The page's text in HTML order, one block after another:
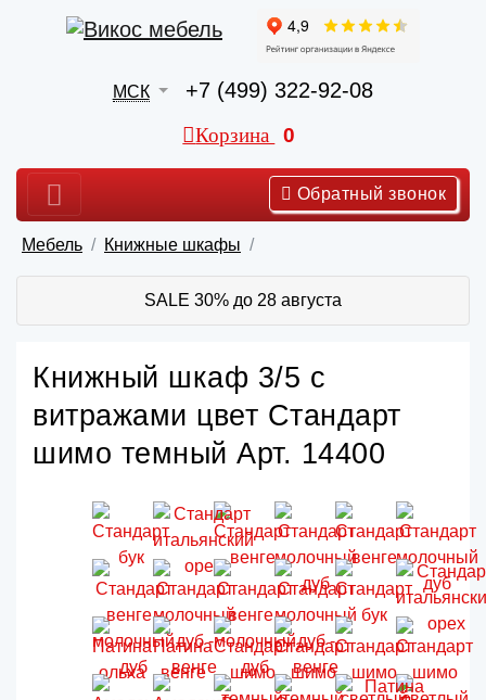
МСК +7 (499) 322-92-08
Корзина 0
Обратный звонок
Мебель Книжные шкафы
SALE 30% до 28 августа
Книжный шкаф 3/5 с
витражами цвет Стандарт
шимо темный Арт. 14400